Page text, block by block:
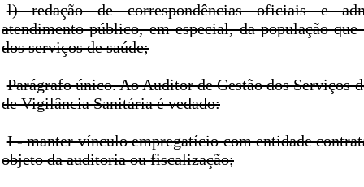
l) redação de correspondências oficiais e
atendimento público, em especial, da população que
dos serviços de saúde;
Parágrafo único. Ao Auditor de Gestão dos Serviços
de Vigilância Sanitária é vedado:
I - manter vínculo empregatício com entidade
objeto da auditoria ou fiscalização;